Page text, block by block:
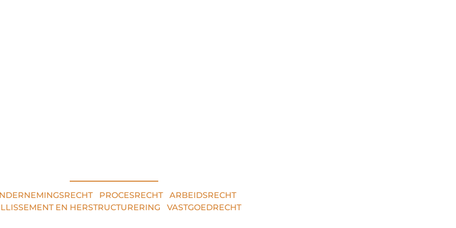
• PROCESRECHT• ARBEIDSRECHT
EN HERSTRUCTURERING
VASTGOEDRECHT